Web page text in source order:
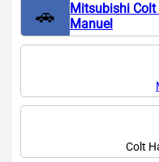
🚗
Mitsubishi Colt
Manuel
Colt